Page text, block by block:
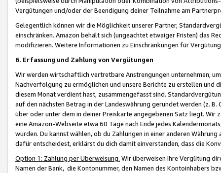
Vergütungen und/oder der Beendigung deiner Teilnahme am
Gelegentlich können wir die Möglichkeit unserer Partner,
einschränken. Amazon behält sich (ungeachtet etwaiger Fristen) das
modifizieren. Weitere Informationen zu Einschränkungen für
6. Erfassung und Zahlung von Vergütungen
Wir werden wirtschaftlich vertretbare Anstrengungen unternehmen,
Nachverfolgung zu ermöglichen und unsere Berichte zu erstellen und
diesem Monat verdient hast, zusammengefasst sind.
auf den nächsten Betrag in der Landeswährung gerundet werden (z.
über oder unter dem in deiner Preiskarte angegebenen Satz liegt.
eine Amazon-Webseite etwa 60 Tage nach Ende jedes
wurden. Du kannst wählen, ob du Zahlungen in einer anderen
dafür entscheidest, erklärst du dich damit einverstanden, dass die
Option 1: Zahlung per Überweisung. Wir überweisen Ihre Vergütung
Namen der Bank, die Kontonummer, den Namen des Kontoinhabers